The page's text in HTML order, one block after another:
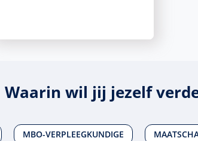
Waarin wil jij jezelf
MBO-VERPLEEGKUNDIGE